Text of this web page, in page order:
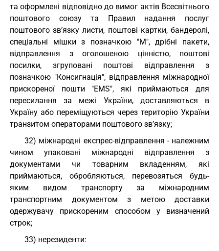
та оформлені відповідно до вимог актів Всесвітнього
поштового союзу та Правил надання послуг
поштового зв’язку листи, поштові картки, бандеролі,
спеціальні мішки з позначкою "М", дрібні пакети,
відправлення з оголошеною цінністю, поштові
посилки, згруповані поштові відправлення з
позначкою "Консигнація", відправлення міжнародної
прискореної пошти "EMS", які приймаються для
пересилання за межі України, доставляються в
Україну або переміщуються через територію України
транзитом операторами поштового зв’язку;
32) міжнародні експрес-відправлення - належним
чином упаковані міжнародні відправлення з
документами чи товарним вкладенням, які
приймаються, обробляються, перевозяться будь-
яким видом транспорту за міжнародним
транспортним документом з метою доставки
одержувачу прискореним способом у визначений
строк;
33) нерезиденти: